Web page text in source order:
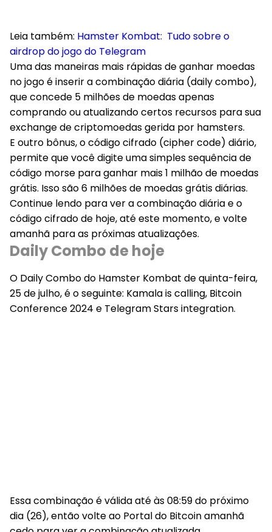
Leia também: Hamster Kombat: Tudo sobre o
airdrop do jogo do Telegram
Uma das maneiras mais rápidas de ganhar moedas
no jogo é inserir a combinação diária (daily combo),
que concede 5 milhões de moedas apenas
comprando ou atualizando certos recursos para sua
exchange de criptomoedas gerida por hamsters.
E outro bônus, o código cifrado (cipher code) diário,
permite que você digite uma simples sequência de
código morse para ganhar mais 1 milhão de moedas
grátis. Isso são 6 milhões de moedas grátis diárias.
Continue lendo para ver a combinação diária e o
código cifrado de hoje, até este momento, e volte
amanhã para as próximas atualizações.
Daily Combo de hoje
O Daily Combo do Hamster Kombat de quinta-feira,
25 de julho, é o seguinte: Kamala is calling, Bitcoin
Conference 2024 e Telegram Stars integration.
Essa combinação é válida até às 08:59 do próximo
dia (26), então volte ao Portal do Bitcoinamanhã